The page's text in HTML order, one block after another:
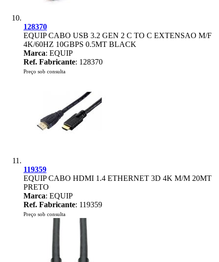
128370
EQUIP CABO USB 3.2 GEN 2 C TO C EXTENSAO M/F
4K/60HZ 10GBPS 0.5MT BLACK
Marca: EQUIP
Ref. Fabricante: 128370
Preço sob consulta
119359
EQUIP CABO HDMI 1.4 ETHERNET 3D 4K M/M 20MT
PRETO
Marca: EQUIP
Ref. Fabricante: 119359
Preço sob consulta